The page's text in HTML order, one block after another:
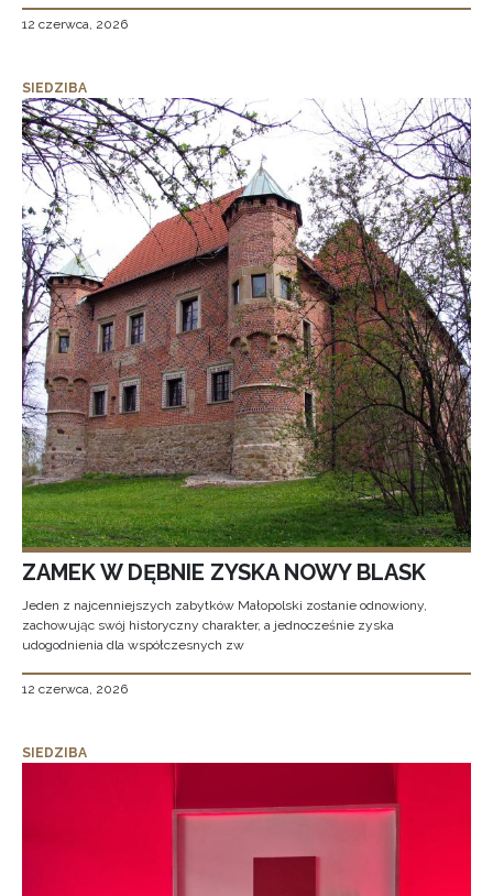
12 czerwca, 2026
SIEDZIBA
ZAMEK W DĘBNIE ZYSKA NOWY BLASK
Jeden z najcenniejszych zabytków Małopolski zostanie odnowiony,
zachowując swój historyczny charakter, a jednocześnie zyska
udogodnienia dla współczesnych zw
12 czerwca, 2026
SIEDZIBA